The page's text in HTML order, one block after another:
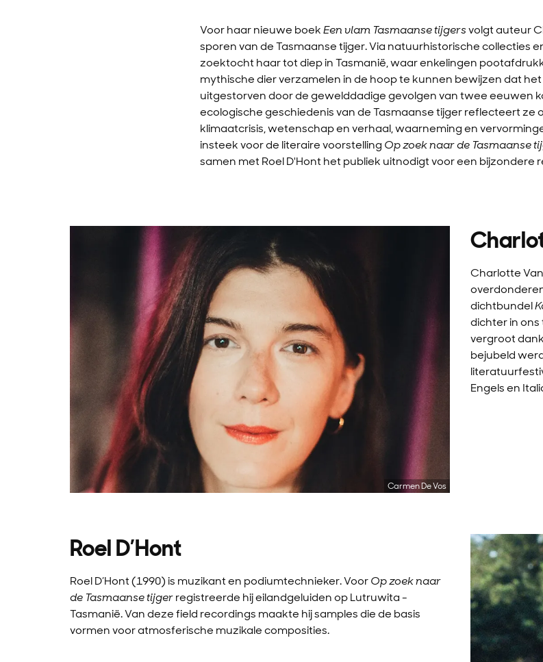
Voor haar nieuwe boekEen vlam Tasmaanse tijgersvolgt auteur
sporen van de Tasmaanse tijger. Via natuurhistorische collecties
zoektocht haar tot diep in Tasmanië, waar enkelingen
mythische dier verzamelen in de hoop te kunnen bewijzen dat het
uitgestorven door de gewelddadige gevolgen van twee eeuwen
ecologische geschiedenis van de Tasmaanse tijger reflecteert ze
klimaatcrisis, wetenschap en verhaal, waarneming en
insteek voor de literaire voorstelling Op zoek naar de Tasmaanse
samen met Roel D'Hont het publiek uitnodigt voor een bijzondere
Carmen De Vos
Charlotte
dichtbundel
dichter in ons
vergroot
bejubeld
Engels en
Roel D’Hont
Roel D’Hont (1990) is muzikant en podiumtechnieker. VoorOp zoek naar
de Tasmaanse tijgerregistreerde hij eilandgeluiden op Lutruwita -
Tasmanië. Van deze field recordings maakte hij samples die de basis
vormen voor atmosferische muzikale composities.